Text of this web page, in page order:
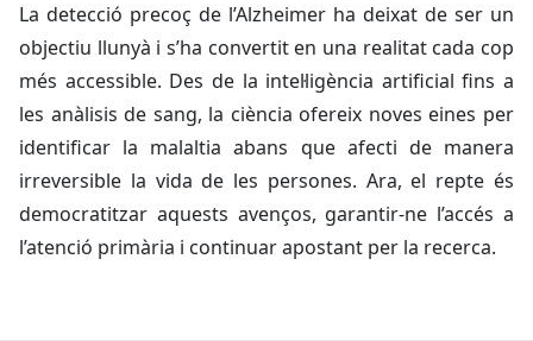
La detecció precoç de l’Alzheimer ha deixat de ser un
objectiu llunyà i s’ha convertit en una realitat cada cop
més accessible. Des de la intel·ligència artificial fins a
les anàlisis de sang, la ciència ofereix noves eines per
identificar la malaltia abans que afecti de manera
irreversible la vida de les persones. Ara, el repte és
democratitzar aquests avenços, garantir-ne l’accés a
l’atenció primària i continuar apostant per la recerca.